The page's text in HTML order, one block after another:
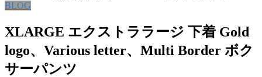
BLOG
XLARGE エクストララージ 下着 Gold
logo、Various letter、Multi Border ボク
サーパンツ